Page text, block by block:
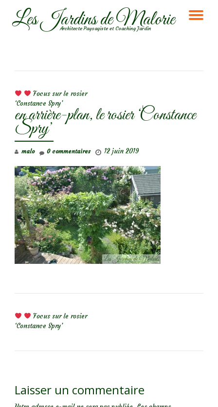
AllerLes Jardins de Malorie
Architecte Paysagiste et Coaching Jardin
Focus sur le rosier
‘Constance Spry’
en arrière-plan, le rosier ‘Constance
Spry’
malo 12 juin 2019
0 commentaires
Focus sur le rosier
‘Constance Spry’
Laisser un commentaire